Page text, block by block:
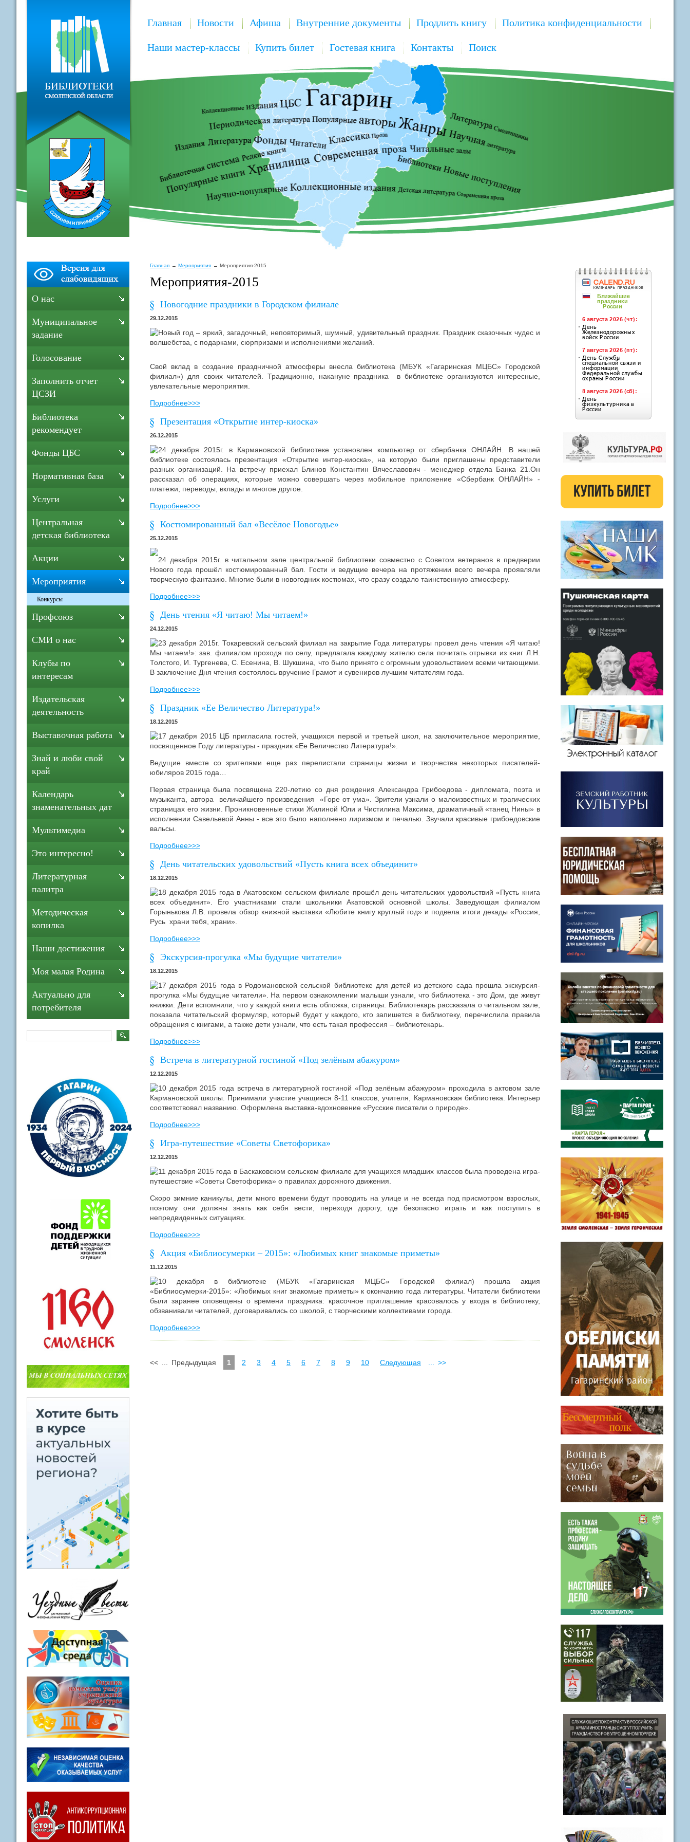
Главная Новости Афиша Внутренние документы Продлить книгу Политика конфиденциальности
Наши мастер-классы Купить билет Гостевая книга Контакты Поиск
Главная Мероприятия Мероприятия-2015
Мероприятия-2015
Новогодние праздники в Городском филиале
29.12.2015
Новый год – яркий, загадочный, неповторимый, шумный, удивительный праздник. Праздник сказочных чудес и
волшебства, с подарками, сюрпризами и исполнениями желаний.
Свой вклад в создание праздничной атмосферы внесла библиотека (МБУК «Гагаринская МЦБС» Городской
филиал») для своих читателей. Традиционно, накануне праздника в библиотеке организуются интересные,
увлекательные мероприятия.
Подробнее>>>
Презентация «Открытие интер-киоска»
26.12.2015
24 декабря 2015г. в Кармановской библиотеке установлен компьютер от сбербанка ОНЛАЙН. В нашей
библиотеке состоялась презентация «Открытие интер-киоска», на которую были приглашены представители
разных организаций. На встречу приехал Блинов Константин Вячеславович - менеджер отдела Банка 21.Он
рассказал об операциях, которые можно совершать через мобильное приложение «Сбербанк ОНЛАЙН» -
платежи, переводы, вклады и многое другое.
Подробнее>>>
Костюмированный бал «Весёлое Новогодье»
25.12.2015
24 декабря 2015г. в читальном зале центральной библиотеки совместно с Советом ветеранов в предверии
Нового года прошёл костюмированный бал. Гости и ведущие вечера на протяжении всего вечера проявляли
творческую фантазию. Многие были в новогодних костюмах, что сразу создало таинственную атмосферу.
Подробнее>>>
День чтения «Я читаю! Мы читаем!»
24.12.2015
23 декабря 2015г. Токаревский сельский филиал на закрытие Года литературы провел день чтения «Я читаю!
Мы читаем!»: зав. филиалом проходя по селу, предлагала каждому жителю села почитать отрывки из книг Л.Н.
Толстого, И. Тургенева, С. Есенина, В. Шукшина, что было принято с огромным удовольствием всеми читающими.
В заключение Дня чтения состоялось вручение Грамот и сувениров лучшим читателям года.
Подробнее>>>
Праздник «Ее Величество Литература!»
18.12.2015
17 декабря 2015 ЦБ пригласила гостей, учащихся первой и третьей школ, на заключительное мероприятие,
посвященное Году литературы - праздник «Ее Величество Литература!».
Ведущие вместе со зрителями еще раз перелистали страницы жизни и творчества некоторых писателей-
юбиляров 2015 года…
Первая страница была посвящена 220-летию со дня рождения Александра Грибоедова - дипломата, поэта и
музыканта, автора величайшего произведения «Горе от ума». Зрители узнали о малоизвестных и трагических
страницах его жизни. Проникновенные стихи Жилиной Юли и Чистилина Максима, драматичный «танец Нины» в
исполнении Савельевой Анны - все это было наполнено лиризмом и печалью. Звучали красивые грибоедовские
вальсы.
Подробнее>>>
День читательских удовольствий «Пусть книга всех объединит»
18.12.2015
18 декабря 2015 года в Акатовском сельском филиале прошёл день читательских удовольствий «Пусть книга
всех объединит». Его участниками стали школьники Акатовской основной школы. Заведующая филиалом
Горынькова Л.В. провела обзор книжной выставки «Любите книгу круглый год» и подвела итоги декады «Россия,
Русь храни тебя, храни».
Подробнее>>>
Экскурсия-прогулка «Мы будущие читатели»
18.12.2015
17 декабря 2015 года в Родомановской сельской библиотеке для детей из детского сада прошла экскурсия-
прогулка «Мы будущие читатели». На первом ознакомлении малыши узнали, что библиотека - это Дом, где живут
книжки. Дети вспомнили, что у каждой книги есть обложка, страницы. Библиотекарь рассказала о читальном зале,
показала читательский формуляр, который будет у каждого, кто запишется в библиотеку, перечислила правила
обращения с книгами, а также дети узнали, что есть такая профессия – библиотекарь.
Подробнее>>>
Встреча в литературной гостиной «Под зелёным абажуром»
12.12.2015
10 декабря 2015 года встреча в литературной гостиной «Под зелёным абажуром» проходила в актовом зале
Кармановской школы. Принимали участие учащиеся 8-11 классов, учителя, Кармановская библиотека. Интерьер
соответствовал названию. Оформлена выставка-вдохновение «Русские писатели о природе».
Подробнее>>>
Игра-путешествие «Советы Светофорика»
12.12.2015
11 декабря 2015 года в Баскаковском сельском филиале для учащихся младших классов была проведена игра-
путешествие «Советы Светофорика» о правилах дорожного движения.
Скоро зимние каникулы, дети много времени будут проводить на улице и не всегда под присмотром взрослых,
поэтому они должны знать как себя вести, переходя дорогу, где безопасно играть и как поступить в
непредвиденных ситуациях.
Подробнее>>>
Акция «Библиосумерки – 2015»: «Любимых книг знакомые приметы»
11.12.2015
10 декабря в библиотеке (МБУК «Гагаринская МЦБС» Городской филиал) прошла акция
«Библиосумерки-2015»: «Любимых книг знакомые приметы» к окончанию года литературы. Читатели библиотеки
были заранее оповещены о времени праздника: красочное приглашение красовалось у входа в библиотеку,
обзванивали читателей, договаривались со школой, с творческими коллективами города.
Подробнее>>>
<< Предыдущая 1 2 3 4 5 6 7 8 9 10 Следующая >>
О нас
Муниципальное
задание
Голосование
Заполнить отчет
ЦСЗИ
Библиотека
рекомендует
Фонды ЦБС
Нормативная база
Услуги
Центральная
детская библиотека
Акции
Мероприятия
Конкурсы
Профсоюз
СМИ о нас
Клубы по
интересам
Издательская
деятельность
Выставочная работа
Знай и люби свой
край
Календарь
знаменательных дат
Мультимедиа
Это интересно!
Литературная
палитра
Методическая
копилка
Наши достижения
Моя малая Родина
Актуально для
потребителя